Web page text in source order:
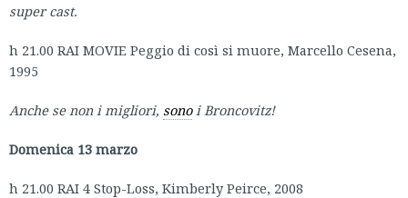
super cast.
h 21.00 RAI MOVIE Peggio di così si muore, Marcello Cesena,
1995
Anche se non i migliori, sonoi Broncovitz!
Domenica 13 marzo
h 21.00 RAI 4 Stop-Loss, Kimberly Peirce, 2008